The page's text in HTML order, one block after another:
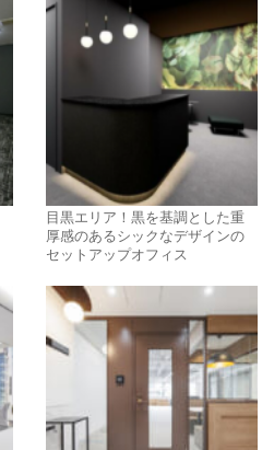
目黒エリア！黒を基調とした重
厚感のあるシックなデザインの
セットアップオフィス